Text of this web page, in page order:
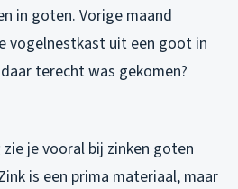
in goten. Vorige maand
vogelnestkast uit een goot in
terecht was gekomen?
zie je vooral bij zinken goten
is een prima materiaal, maar